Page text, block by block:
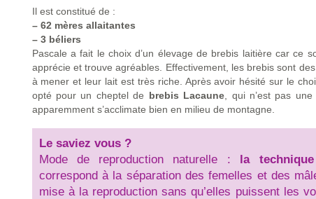
Il est constitué de :
– 62 mères allaitantes
– 3 béliers
Pascale a fait le choix d’un élevage de brebis laitière car ce
apprécie et trouve agréables. Effectivement, les brebis sont
à mener et leur lait est très riche. Après avoir hésité sur le
opté pour un cheptel de brebis Lacaune , qui n’est pas
apparemment s’acclimate bien en milieu de montagne.
Le saviez vous ?
Mode de reproduction naturelle : la
correspond à la séparation des femelles et des
mise à la reproduction sans qu’elles puissent les